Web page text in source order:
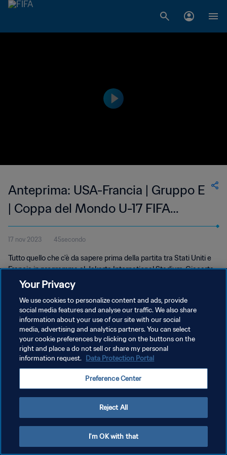
Anteprima: USA-Francia | Gruppo E
| Coppa del Mondo U-17 FIFA
Indonesia 2023
17 nov 2023 45secondo
Tutto quello che c'è da sapere prima della partita tra Stati Uniti e
Francia in programma al Jakarta International Stadium, Giacarta,
il 18 novembre alle 19:00 (ora locale).
PRIVACY POLICY
TERMINI DI SERVIZIO
GESTISCI LE TUE PREFERENZE PER I COOKIES
Copyright © 1994 - 2026 FIFA. Tutti i diritti riservati.
Your Privacy
We use cookies to personalize content and ads, provide
social media features and analyse our traffic. We also share
information about your use of our site with our social
media, advertising and analytics partners. You can select
your cookie preferences by clicking on the buttons on the
right and place a do not sell or share my personal
information request. Data Protection Portal
Preference Center
Reject All
I'm OK with that